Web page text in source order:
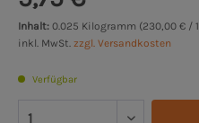
Inhalt: 0.025 Kilogramm (230,00 € /
inkl. MwSt. zzgl. Versandkosten
Verfügbar